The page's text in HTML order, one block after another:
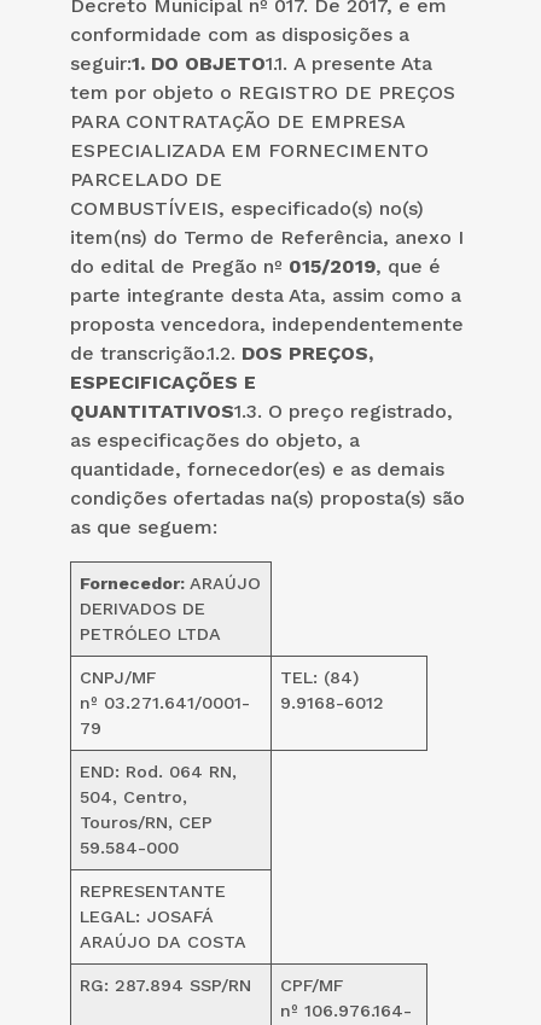
Decreto Municipal nº 017. De 2017, e em
conformidade com as disposições a
seguir:1. DO OBJETO1.1. A presente Ata
tem por objeto o REGISTRO DE PREÇOS
PARA CONTRATAÇÃO DE EMPRESA
ESPECIALIZADA EM FORNECIMENTO
PARCELADO DE
COMBUSTÍVEIS, especificado(s) no(s)
item(ns) do Termo de Referência, anexo I
do edital de Pregão nº 015/2019, que é
parte integrante desta Ata, assim como a
proposta vencedora, independentemente
de transcrição.1.2. DOS PREÇOS,
ESPECIFICAÇÕES E
QUANTITATIVOS1.3. O preço registrado,
as especificações do objeto, a
quantidade, fornecedor(es) e as demais
condições ofertadas na(s) proposta(s) são
as que seguem:
Fornecedor: ARAÚJO
DERIVADOS DE
PETRÓLEO LTDA
CNPJ/MF
nº 03.271.641/0001-
79
TEL: (84)
9.9168-6012
END: Rod. 064 RN,
504, Centro,
Touros/RN, CEP
59.584-000
REPRESENTANTE
LEGAL: JOSAFÁ
ARAÚJO DA COSTA
RG: 287.894 SSP/RN
CPF/MF
nº 106.976.164-